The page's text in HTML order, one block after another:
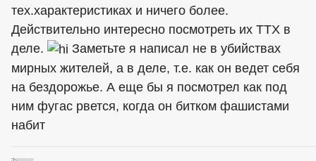
тех.характеристиках и ничего более.
Действительно интересно посмотреть их ТТХ в
деле.
Заметьте я написал не в убийствах
мирных жителей, а в деле, т.е. как он ведет себя
на бездорожье. А еще бы я посмотрел как под
ним фугас рвется, когда он битком фашистами
набит